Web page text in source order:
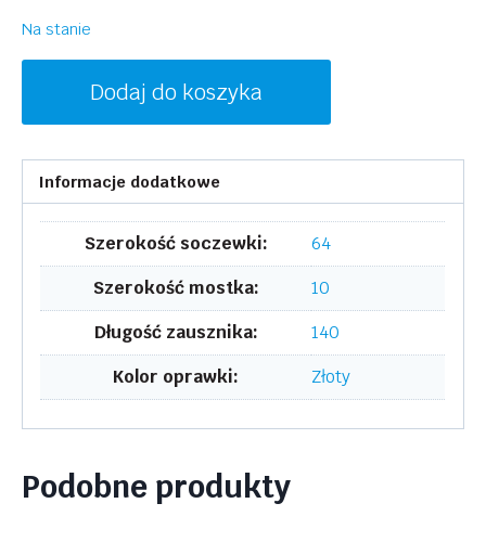
Na stanie
LNV108S
741
Dodaj do koszyka
Informacje dodatkowe
Szerokość soczewki:
64
Szerokość mostka:
10
Długość zausznika:
140
Kolor oprawki:
Złoty
Podobne produkty